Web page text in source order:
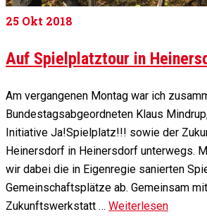
25 Okt 2018
Auf Spielplatztour in
Am vergangenen Montag war ich
Bundestagsabgeordneten Klaus
Initiative Ja!Spielplatz!!! sowie der
Heinersdorf in Heinersdorf unterwegs.
wir dabei die in Eigenregie sanierten
Gemeinschaftsplätze ab. Gemeinsam
Zukunftswerkstatt … Weiterlesen